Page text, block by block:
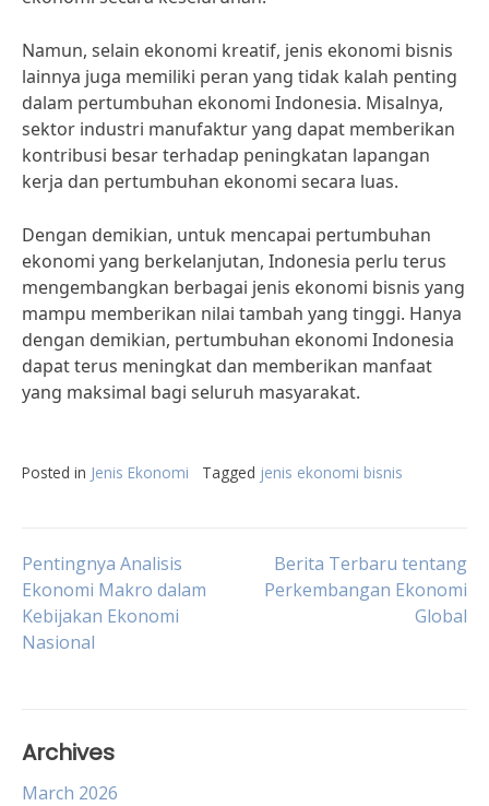
Namun, selain ekonomi kreatif, jenis ekonomi bisnis
lainnya juga memiliki peran yang tidak kalah penting
dalam pertumbuhan ekonomi Indonesia. Misalnya,
sektor industri manufaktur yang dapat memberikan
kontribusi besar terhadap peningkatan lapangan
kerja dan pertumbuhan ekonomi secara luas.
Dengan demikian, untuk mencapai pertumbuhan
ekonomi yang berkelanjutan, Indonesia perlu terus
mengembangkan berbagai jenis ekonomi bisnis yang
mampu memberikan nilai tambah yang tinggi. Hanya
dengan demikian, pertumbuhan ekonomi Indonesia
dapat terus meningkat dan memberikan manfaat
yang maksimal bagi seluruh masyarakat.
Posted in Jenis Ekonomi Tagged jenis ekonomi bisnis
Post
navigation
Pentingnya Analisis
Ekonomi Makro dalam
Kebijakan Ekonomi
Nasional
Berita Terbaru tentang
Perkembangan Ekonomi
Global
Archives
March 2026